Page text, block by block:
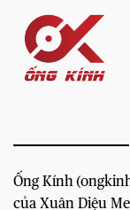
Ống Kính
của Xuân Diệu